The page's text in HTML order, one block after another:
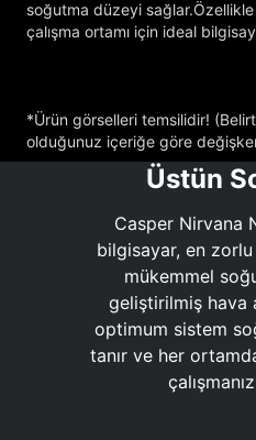
soğutma düzeyi
çalışma ortamı için ideal
*Ürün görselleri temsilidir!
olduğunuz içeriğe göre
Üstün
Casper Nirvana
bilgisayar, en
mükemmel
geliştirilmiş hava
optimum sistem
tanır ve her